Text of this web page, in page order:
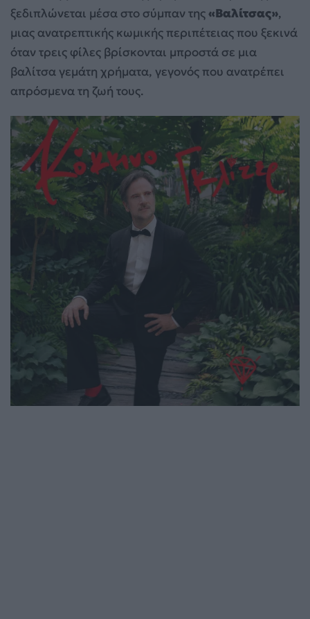
ξεδιπλώνεται μέσα στο σύμπαν της«Βαλίτσας»,
μιας ανατρεπτικής κωμικής περιπέτειας που ξεκινά
όταν τρεις φίλες βρίσκονται μπροστά σε μια
βαλίτσα γεμάτη χρήματα, γεγονός που ανατρέπει
απρόσμενα τη ζωή τους.